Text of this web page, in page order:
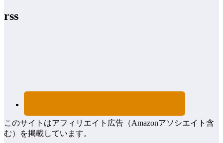
rss
このサイトはアフィリエイト広告（Amazonアソシエイト含
む）を掲載しています。